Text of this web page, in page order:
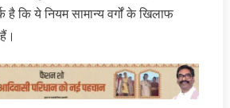
है कि ये नियम सामान्य वर्गों के खिलाफ